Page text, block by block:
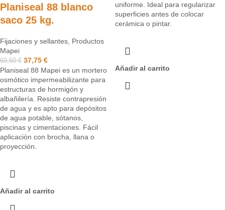
Planiseal 88 blanco
saco 25 kg.
Fijaciones y sellantes Productos
Mapei
60,50€ 37,75 €
Planiseal 88 Mapei es un mortero
osmótico impermeabilizante para
estructuras de hormigón y
albañilería. Resiste contrapresión
de agua y es apto para depósitos
de agua potable, sótanos,
piscinas y cimentaciones. Fácil
aplicación con brocha, llana o
proyección.
Añadir al carrito
uniforme. Ideal para regularizar
superficies antes de colocar
cerámica o pintar.
Añadir al carrito